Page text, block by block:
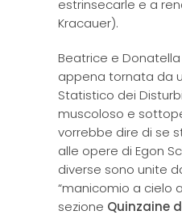
estrinsecarle e a
Kracauer).
Beatrice e
appena tornata da
Statistico dei
muscoloso e
vorrebbe dire di se
alle opere di Egon
diverse sono unite
“manicomio a cielo
sezione Quinzaine